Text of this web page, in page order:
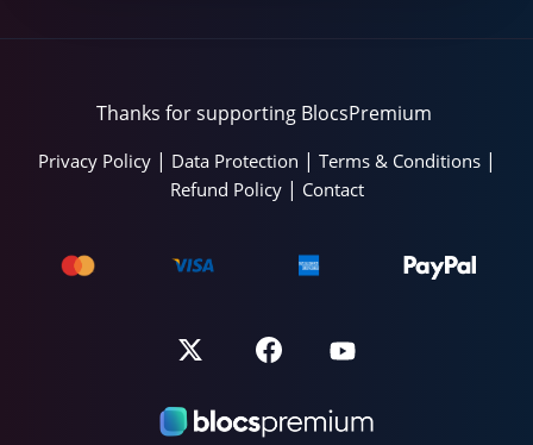
Thanks for supporting BlocsPremium
Privacy Policy| Data Protection | Terms & Conditions|
Refund Policy| Contact